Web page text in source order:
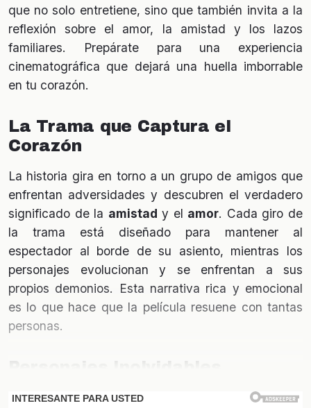
que no solo entretiene, sino que también invita a la
reflexión sobre el amor, la amistad y los lazos
familiares. Prepárate para una experiencia
cinematográfica que dejará una huella imborrable
en tu corazón.
La Trama que Captura el
Corazón
La historia gira en torno a un grupo de amigos que
enfrentan adversidades y descubren el verdadero
significado de la amistad y el amor. Cada giro de
la trama está diseñado para mantener al
espectador al borde de su asiento, mientras los
personajes evolucionan y se enfrentan a sus
propios demonios. Esta narrativa rica y emocional
es lo que hace que la película resuene con tantas
personas.
Los personajes son el alma de esta película. Desde